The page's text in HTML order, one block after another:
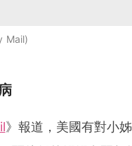
Mail
》報道，美國有對小